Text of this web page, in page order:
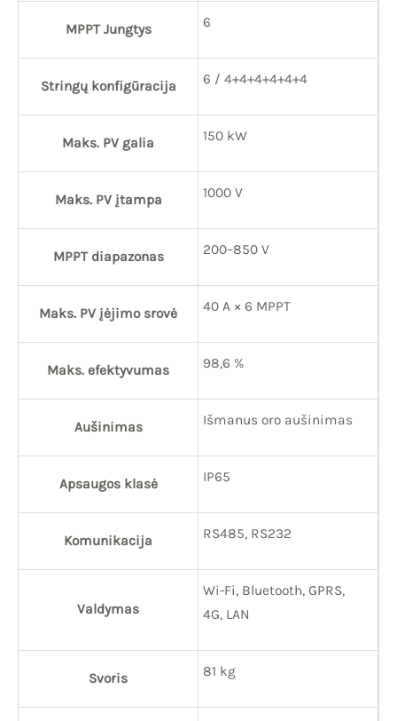
MPPT Jungtys 6
Stringų konfigūracija 6 / 4+4+4+4+4+4
Maks. PV galia 150 kW
Maks. PV įtampa 1000 V
MPPT diapazonas 200–850 V
Maks. PV įėjimo srovė 40 A × 6 MPPT
Maks. efektyvumas 98,6 %
Aušinimas Išmanus oro aušinimas
Apsaugos klasė IP65
Komunikacija RS485, RS232
Valdymas
Wi-Fi, Bluetooth, GPRS,
4G, LAN
Svoris 81 kg